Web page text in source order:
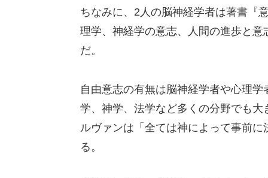
ちなみに、2人の脳神経学者は著書『
理学、神経学の意志、人間の進歩と
だ。
自由意志の有無は脳神経学者や心理
学、神学、法学など多くの分野でも
ルヴァンは「全ては神によって事前
る。